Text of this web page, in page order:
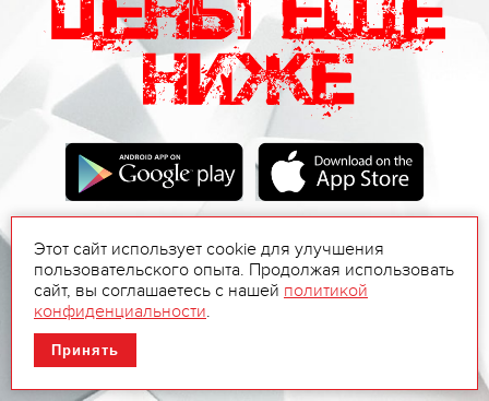
Этот сайт использует cookie для улучшения
пользовательского опыта. Продолжая использовать
сайт, вы соглашаетесь с нашей политикой
конфиденциальности.
Принять